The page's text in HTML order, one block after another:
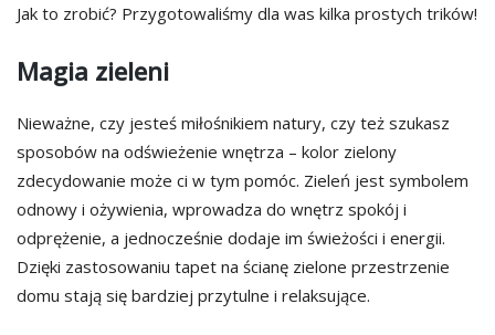
Jak to zrobić? Przygotowaliśmy dla was kilka prostych trików!
Magia zieleni
Nieważne, czy jesteś miłośnikiem natury, czy też szukasz
sposobów na odświeżenie wnętrza – kolor zielony
zdecydowanie może ci w tym pomóc. Zieleń jest symbolem
odnowy i ożywienia, wprowadza do wnętrz spokój i
odprężenie, a jednocześnie dodaje im świeżości i energii.
Dzięki zastosowaniu tapet na ścianę zielone przestrzenie
domu stają się bardziej przytulne i relaksujące.